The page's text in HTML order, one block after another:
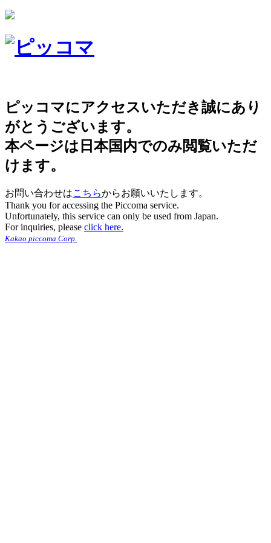
ピッコマにアクセスいただき誠にあり
がとうございます。
本ページは日本国内でのみ閲覧いただ
けます。
お問い合わせはこちらからお願いいたします。
Thank you for accessing the Piccoma service.
Unfortunately, this service can only be used from Japan.
For inquiries, please click here.
Kakao piccoma Corp.